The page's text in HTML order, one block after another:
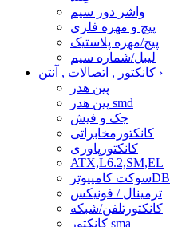
واشر دور سیم
پیچ و مهره فلزی
پیچ/مهره پلاستیک
لیبل/شماره سیم
›
پین هدر
پین هدر smd
جک و فیش
کانکتورمخابراتی
کانکتورپاوری
ATX,L6.2,SM,EL
سوکت کامپیوترDB
ترمینال / فونیکس
کانکتورتلفن/شبکه
کانکتور sma